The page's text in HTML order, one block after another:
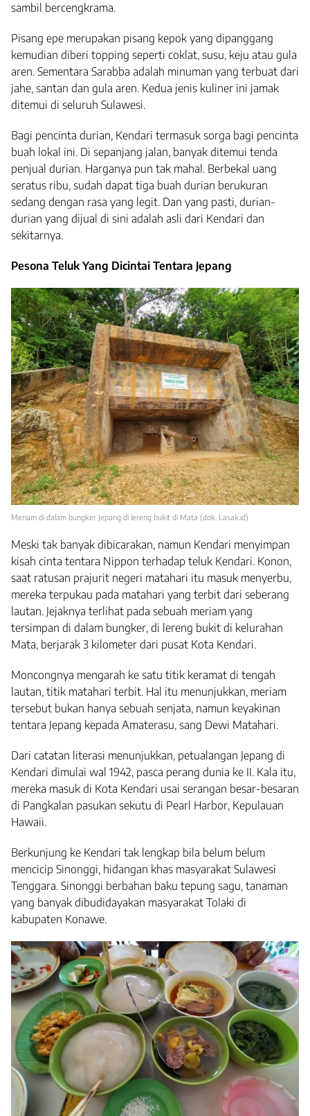
sambil bercengkrama.
Pisang epe merupakan pisang kepok yang dipanggang
kemudian diberi topping seperti coklat, susu, keju atau gula
aren. Sementara Sarabba adalah minuman yang terbuat dari
jahe, santan dan gula aren. Kedua jenis kuliner ini jamak
ditemui di seluruh Sulawesi.
Bagi pencinta durian, Kendari termasuk sorga bagi pencinta
buah lokal ini. Di sepanjang jalan, banyak ditemui tenda
penjual durian. Harganya pun tak mahal. Berbekal uang
seratus ribu, sudah dapat tiga buah durian berukuran
sedang dengan rasa yang legit. Dan yang pasti, durian-
durian yang dijual di sini adalah asli dari Kendari dan
sekitarnya.
Pesona Teluk Yang Dicintai Tentara Jepang
Meriam di dalam bungker Jepang di lereng bukit di Mata (dok. Lasak.id)
Meski tak banyak dibicarakan, namun Kendari menyimpan
kisah cinta tentara Nippon terhadap teluk Kendari. Konon,
saat ratusan prajurit negeri matahari itu masuk menyerbu,
mereka terpukau pada matahari yang terbit dari seberang
lautan. Jejaknya terlihat pada sebuah meriam yang
tersimpan di dalam bungker, di lereng bukit di kelurahan
Mata, berjarak 3 kilometer dari pusat Kota Kendari.
Moncongnya mengarah ke satu titik keramat di tengah
lautan, titik matahari terbit. Hal itu menunjukkan, meriam
tersebut bukan hanya sebuah senjata, namun keyakinan
tentara Jepang kepada Amaterasu, sang Dewi Matahari.
Dari catatan literasi menunjukkan, petualangan Jepang di
Kendari dimulai wal 1942, pasca perang dunia ke II. Kala itu,
mereka masuk di Kota Kendari usai serangan besar-besaran
di Pangkalan pasukan sekutu di Pearl Harbor, Kepulauan
Hawaii.
Berkunjung ke Kendari tak lengkap bila belum belum
mencicip Sinonggi, hidangan khas masyarakat Sulawesi
Tenggara. Sinonggi berbahan baku tepung sagu, tanaman
yang banyak dibudidayakan masyarakat Tolaki di
kabupaten Konawe.